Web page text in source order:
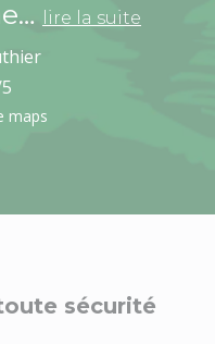
lire la suite
maps
sécurité